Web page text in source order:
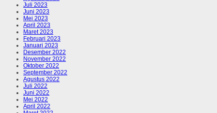
Juli 2023
Juni 2023
Mei 2023
April 2023
Maret 2023
Februari 2023
Januari 2023
Desember 2022
November 2022
Oktober 2022
September 2022
Agustus 2022
Juli 2022
Juni 2022
Mei 2022
April 2022